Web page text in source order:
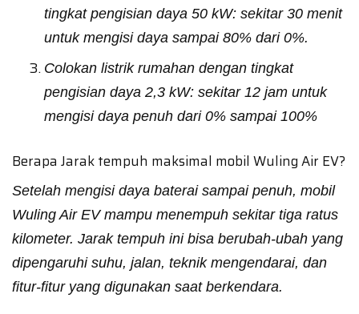
tingkat pengisian daya 50 kW: sekitar 30 menit
untuk mengisi daya sampai 80% dari 0%.
Colokan listrik rumahan dengan tingkat
pengisian daya 2,3 kW: sekitar 12 jam untuk
mengisi daya penuh dari 0% sampai 100%
Berapa Jarak tempuh maksimal mobil Wuling Air EV?
Setelah mengisi daya baterai sampai penuh, mobil
Wuling Air EV mampu menempuh sekitar tiga ratus
kilometer. Jarak tempuh ini bisa berubah-ubah yang
dipengaruhi suhu, jalan, teknik mengendarai, dan
fitur-fitur yang digunakan saat berkendara.